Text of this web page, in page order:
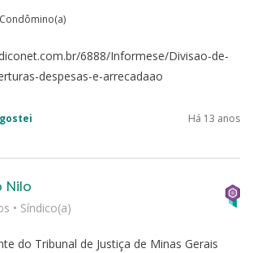
6888/Informese/Divisao-de-
despesas-e-arrecadaao
Há 13 anos
do Tribunal de Justiça de Minas Gerais
Nilo
• Síndico(a)